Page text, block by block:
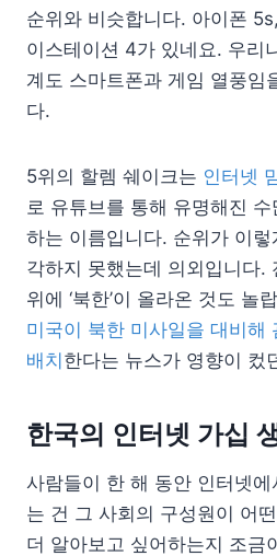
순위와 비슷합니다. 아이폰
이스테이션 4가 있네요. 우리
계도 스마트폰과 게임 열풍임
다.
5위의 할렘 쉐이크는 인터넷
로 유튜브를 통해 유명해진
하는 이름입니다. 순위가 이
각하지 못했는데 의외입니다.
위에 ‘북한’이 올라온 것도 놀
미국이 북한 미사일을 대비해
배치한다는 뉴스가 영향이 컸
한국의 인터넷 가십
사람들이 한 해 동안 인터넷
는 건 그 사회의 구성원이 어
더 알아보고 싶어하는지 조금